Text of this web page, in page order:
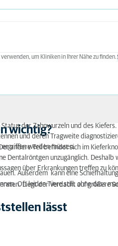
um Kliniken in Ihrer Nähe zu finden.
wichtig?
der Zahnwurzeln und des
und deren Tragweite
ergriffen werden müssen.
andere Teil befindet sich im
Dentalröntgen unzugänglich.
über Erkrankungen treffen zu
Außerdem kann eine
Oft leiden Tiere still, ohne dass
Liegt der Verdacht auf größere
lässt